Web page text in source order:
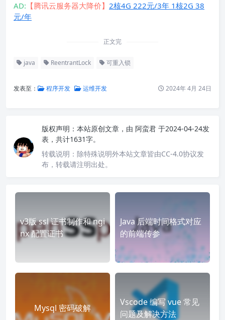
AD: 【腾讯云服务器大降价】 2核4G 222元/3年 1核2G 38
元/年
正文完
java ReentrantLock 可重入锁
发表至： 程序开发 运维开发 2024年 4月 24日
版权声明： 本站原创文章，由 阿蛮君 于2024-04-24发
表，共计1631字。
转载说明： 除特殊说明外本站文章皆由CC-4.0协议发
布，转载请注明出处。
v3版 ssl 证书制作和 ngi
nx 配置证书
Java 后端时间格式对应
的前端传参
Mysql 密码破解
Vscode 编写 vue 常见
问题及解决方法